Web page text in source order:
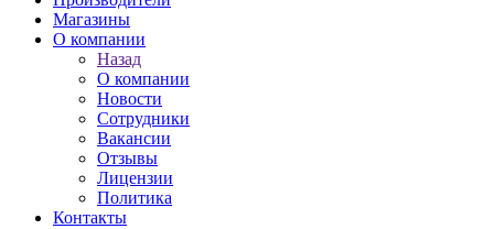
Магазины
О компании
Назад
О компании
Новости
Сотрудники
Вакансии
Отзывы
Лицензии
Политика
Контакты